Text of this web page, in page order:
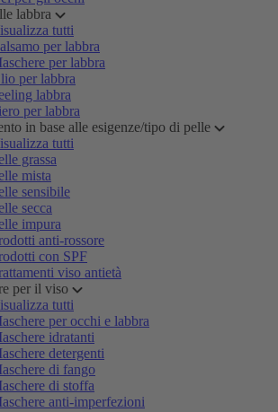
labbra
tutti
per labbra
per labbra
per labbra
labbra
per labbra
in base alle esigenze/tipo di pelle
tutti
grassa
mista
sensibile
secca
impura
anti-rossore
con SPF
viso antietà
per il viso
tutti
per occhi e labbra
idratanti
detergenti
di fango
di stoffa
anti-imperfezioni